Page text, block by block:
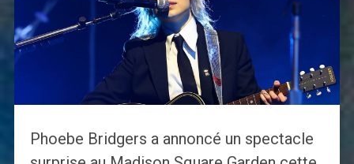
Phoebe Bridgers a annoncé un spectacle